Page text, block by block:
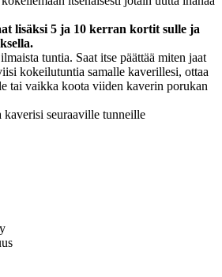
lisäksi 5 ja 10 kerran kortit sulle ja
tuntia. Saat itse päättää miten jaat
kokeilutuntia samalle kaverillesi, ottaa
tai vaikka koota viiden kaverin porukan
seuraaville tunneille